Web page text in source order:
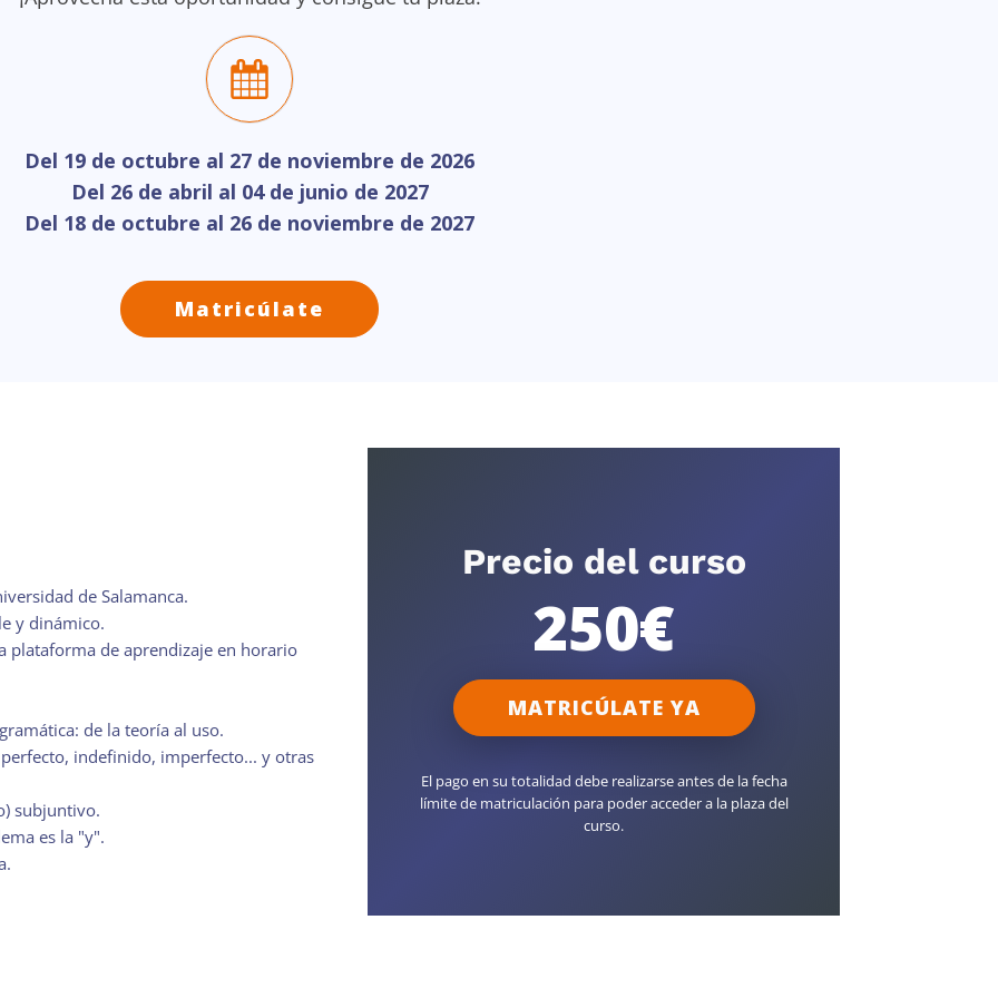
Del 19 de octubre al 27 de noviembre de 2026
Del 26 de abril al 04 de junio de 2027
Del 18 de octubre al 26 de noviembre de 2027
Matricúlate
de Salamanca.
y dinámico.
plataforma de aprendizaje en horario
de la teoría al uso.
indefinido, imperfecto... y otras
subjuntivo.
es la "y".
Precio del curso
250€
MATRICÚLATE YA
El pago en su totalidad debe realizarse antes de la fecha
límite de matriculación para poder acceder a la plaza del
curso.